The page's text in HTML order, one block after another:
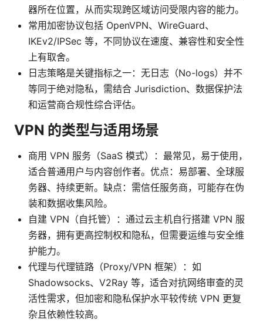
器所在位置，从而实现跨区域访问受限内容的能力。
常用加密协议包括 OpenVPN、WireGuard、
IKEv2/IPSec 等，不同协议在速度、兼容性和安全性
上有取舍。
日志策略是关键指标之一：无日志（No-logs）并不
等同于绝对隐私，需结合 Jurisdiction、数据保护法
和运营商合规性综合评估。
VPN 的类型与适用场景
商用 VPN 服务（SaaS 模式）：最常见，易于使用，
适合普通用户与内容创作者。优点：易部署、全球服
务器、持续更新。缺点：需信任服务商，可能存在伪
装和数据收集风险。
自建 VPN（自托管）：通过云主机自行搭建 VPN 服
务器，拥有更高控制权和隐私，但需要运维与安全维
护能力。
代理与代理链路（Proxy/VPN 框架）：如
Shadowsocks、V2Ray 等，适合对抗网络审查的灵
活性需求，但加密和隐私保护水平较传统 VPN 更复
杂且依赖性较高。